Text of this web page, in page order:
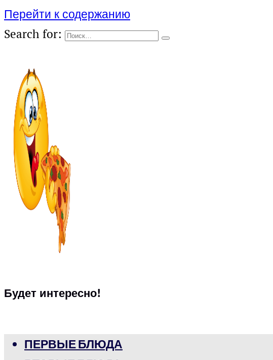
Перейти к содержанию
Search for:
Будет интересно!
ПЕРВЫЕ БЛЮДА